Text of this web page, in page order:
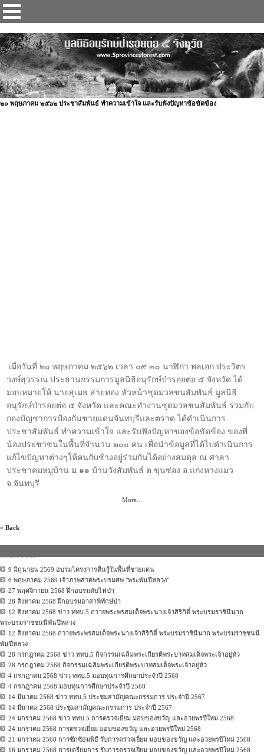
๒๐ พฤษภาคม ๒๕๖๒ ประชาสัมพันธ์ ทำความเข้าใจ และรับฟังปัญหาข้อขัดข้อง
เมื่อวันที่ ๒๐ พฤษภาคม ๒๕๖๒ เวลา ๐๙.๓๐ นาฬิกา พลเอก ประวิตร
วงษ์สุวรรณ ประธานกรรมการมูลนิธิอนุรักษ์ป่ารอยต่อ ๕ จังหวัด ได้
มอบหมายให้ นายสุเมธ สายทอง หัวหน้าชุดมวลชนสัมพันธ์ มูลนิธิ
อนุรักษ์ป่ารอยต่อ ๕ จังหวัด และคณะทำงานชุดมวลชนสัมพันธ์ ร่วมกับ
กองบัญชาการป้องกันชายแดนจันทบุรีและตราด ได้ดำเนินการ
ประชาสัมพันธ์ ทำความเข้าใจ และรับฟังปัญหาของข้อขัดข้อง ของพี่
น้องประชาชนในพื้นที่จำนวน ๒๐๐ คน เพื่อนำข้อมูลที่ได้ไปดำเนินการ
แก้ไขปัญหาต่างๆให้คนกับช้างอยู่ร่วมกันได้อย่างสมดุล ณ ศาลา
ประชาคมหมู่บ้าน ม.๑๑ บ้านวังสัมพันธ์ ต.ขุนซ่อง อ.แก่งหางแมว
จ.จันทบุรี
More...
« Back
9 มิถุนายน 2569 อบรมโครงการตื่นรู้ในพื้นที่ชายแดน
6 พฤษภาคม 2569 เจ้าภาพสวดพระบรมศพ "พระพันปีหลวง"
27 พฤศจิกายน 2568 ฝึกอบรมดับไฟป่า
28 สิงหาคม 2568 ฝึกอบรมอาสาพิทักษ์ป่า
12 สิงหาคม 2568 ข่าว ททบ.5 ถวายพระพรสมเด็จพระนางเจ้าสิริกิติ์ พระบรมราชินีนาถ
พระบรมราชชนนีพันปีหลวง
12 สิงหาคม 2568 ถวายพระพรสมเด็จพระนางเจ้าสิริกิติ์ พระบรมราชินีนาถ พระบรมราชชนนี
พันปีหลวง
28 กรกฎาคม 2568 ข่าว ททบ.5 กิจกรรมเฉลิมพระเกียรติพระบาทสมเด็จพระเจ้าอยู่หัว
28 กรกฎาคม 2568 กิจกรรมเฉลิมพระเกียรติพระบาทสมเด็จพระเจ้าอยู่หัว
4 กรกฎาคม 2568 ข่าว ททบ.5 มอบทุนการศึกษาประจำปี 2568
4 กรกฎาคม 2568 มอบทุนการศึกษาประจำปี 2568
14 มีนาคม 2568 ข่าว ททบ.5 ประชุมสามัญคณะกรรมการ ประจำปี 2567
14 มีนาคม 2568 ประชุมสามัญคณะกรรมการ ประจำปี 2567
24 มกราคม 2568 ข่าว ททบ.5 การตรวจเยี่ยม มอบของขวัญ และอวยพรปีใหม่ 2568
24 มกราคม 2568 การตรวจเยี่ยม มอบของขวัญ และอวยพรปีใหม่ 2568
21 มกราคม 2568 การซักซ้อมพิธี รับการตรวจเยี่ยม มอบของขวัญ และอวยพรปีใหม่ 2568
16 มกราคม 2568 การเตรียมการ รับการตรวจเยี่ยม มอบของขวัญ และอวยพรปีใหม่ 2568